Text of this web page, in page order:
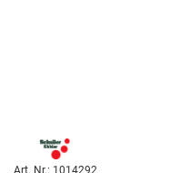
Art. Nr.: 1014292